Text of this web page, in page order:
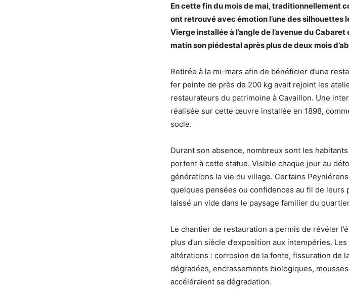
En cette fin du mois de mai, traditionnellement
ont retrouvé avec émotion l’une des silhouettes
Vierge installée à l’angle de l’avenue du
matin son piédestal après plus de deux mois
Retirée à la mi-mars afin de bénéficier d’une
fer peinte de près de 200 kg avait rejoint les
restaurateurs du patrimoine à Cavaillon. Une
réalisée sur cette œuvre installée en 1898,
socle.
Durant son absence, nombreux sont les
portent à cette statue. Visible chaque jour au
générations la vie du village. Certains
quelques pensées ou confidences au fil de leurs
laissé un vide dans le paysage familier du
Le chantier de restauration a permis de révéler
plus d’un siècle d’exposition aux intempéries.
altérations : corrosion de la fonte, fissuration de
dégradées, encrassements biologiques,
accéléraient sa dégradation.